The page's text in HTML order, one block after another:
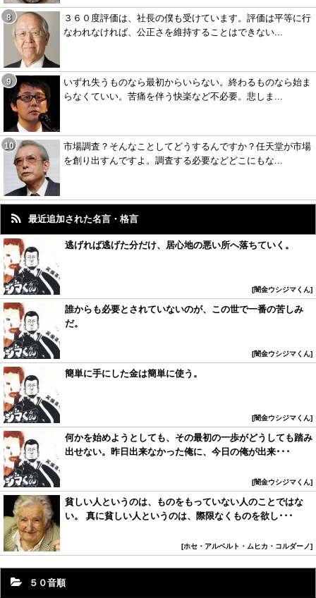
３６０度評価は、社長の僕も受けています。評価は平等に行
なわれなければ、公正さを維持することはできない...
いずれ失うものなら最初からいらない。終わるものなら始ま
らなくていい。苦痛を伴う快楽など不必要。悲しま...
市場調査？そんなことしてどうするんですか？任天堂が市場
を創り出すんですよ。調査する必要などどこにもな...
最近追加された名言・格言
逃げれば逃げた分だけ、居心地の悪い所へ落ちていく。
闇金ウシジマくん
誰からも必要とされていないのが、この世で一番の苦しみ
だ。
闇金ウシジマくん
簡単に手にした金は簡単に使う。
闇金ウシジマくん
何かを始めようとしても、その最初の一歩がどうしても踏み
出せない。昨日出来なかった俺に、今日の俺が出来･･･
闇金ウシジマくん
貧しい人というのは、ものをもっていない人のことではな
い。 真に貧しい人というのは、際限なくものを欲し･･･
ホセ・アルベルト・ムヒカ・コルダーノ
５０音順